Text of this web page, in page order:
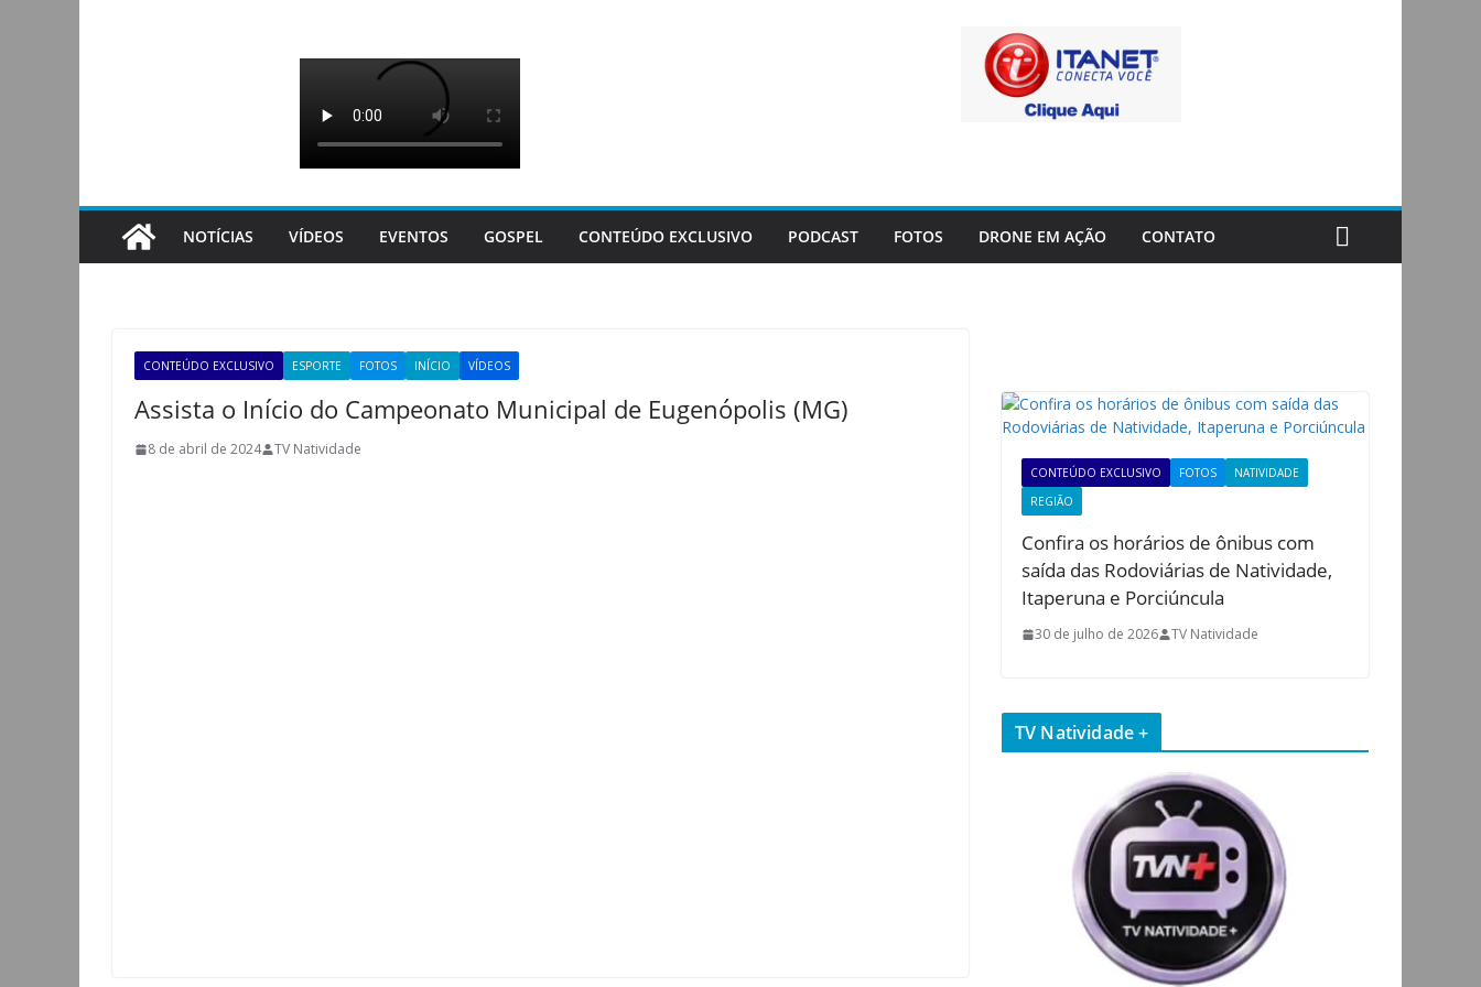
NOTÍCIAS VÍDEOS EVENTOS GOSPEL CONTEÚDO EXCLUSIVO PODCAST FOTOS DRONE EM AÇÃO CONTATO
CONTEÚDO EXCLUSIVO ESPORTE FOTOS INÍCIO VÍDEOS
Assista o Início do Campeonato Municipal de Eugenópolis (MG)
8 de abril de 2024 TV Natividade
CONTEÚDO EXCLUSIVO FOTOS
NATIVIDADE
REGIÃO
Confira os horários de ônibus com
saída das Rodoviárias de Natividade,
Itaperuna e Porciúncula
30 de julho de 2026 TV Natividade
TV Natividade +